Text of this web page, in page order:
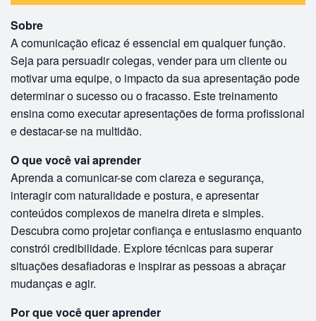
Sobre
A comunicação eficaz é essencial em qualquer função.
Seja para persuadir colegas, vender para um cliente ou
motivar uma equipe, o impacto da sua apresentação pode
determinar o sucesso ou o fracasso. Este treinamento
ensina como executar apresentações de forma profissional
e destacar-se na multidão.
O que você vai aprender
Aprenda a comunicar-se com clareza e segurança,
interagir com naturalidade e postura, e apresentar
conteúdos complexos de maneira direta e simples.
Descubra como projetar confiança e entusiasmo enquanto
constrói credibilidade. Explore técnicas para superar
situações desafiadoras e inspirar as pessoas a abraçar
mudanças e agir.
Por que você quer aprender